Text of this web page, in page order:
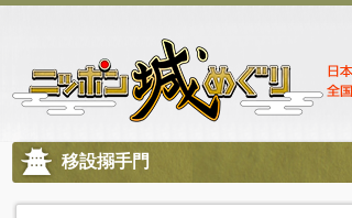
移設搦手門